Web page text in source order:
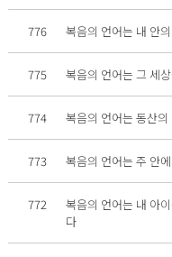
776 복음의 언어는 내 안
775 복음의 언어는 그 세
774 복음의 언어는 동산
773 복음의 언어는 주 안
772
복음의 언어는 내 아
다